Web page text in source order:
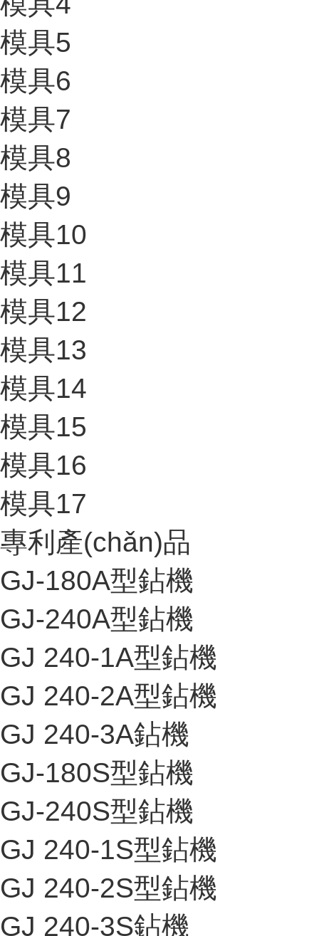
模具5
模具6
模具7
模具8
模具9
模具10
模具11
模具12
模具13
模具14
模具15
模具16
模具17
專利產(chǎn)品
GJ-180A型鉆機
GJ-240A型鉆機
GJ 240-1A型鉆機
GJ 240-2A型鉆機
GJ 240-3A鉆機
GJ-180S型鉆機
GJ-240S型鉆機
GJ 240-1S型鉆機
GJ 240-2S型鉆機
GJ 240-3S鉆機